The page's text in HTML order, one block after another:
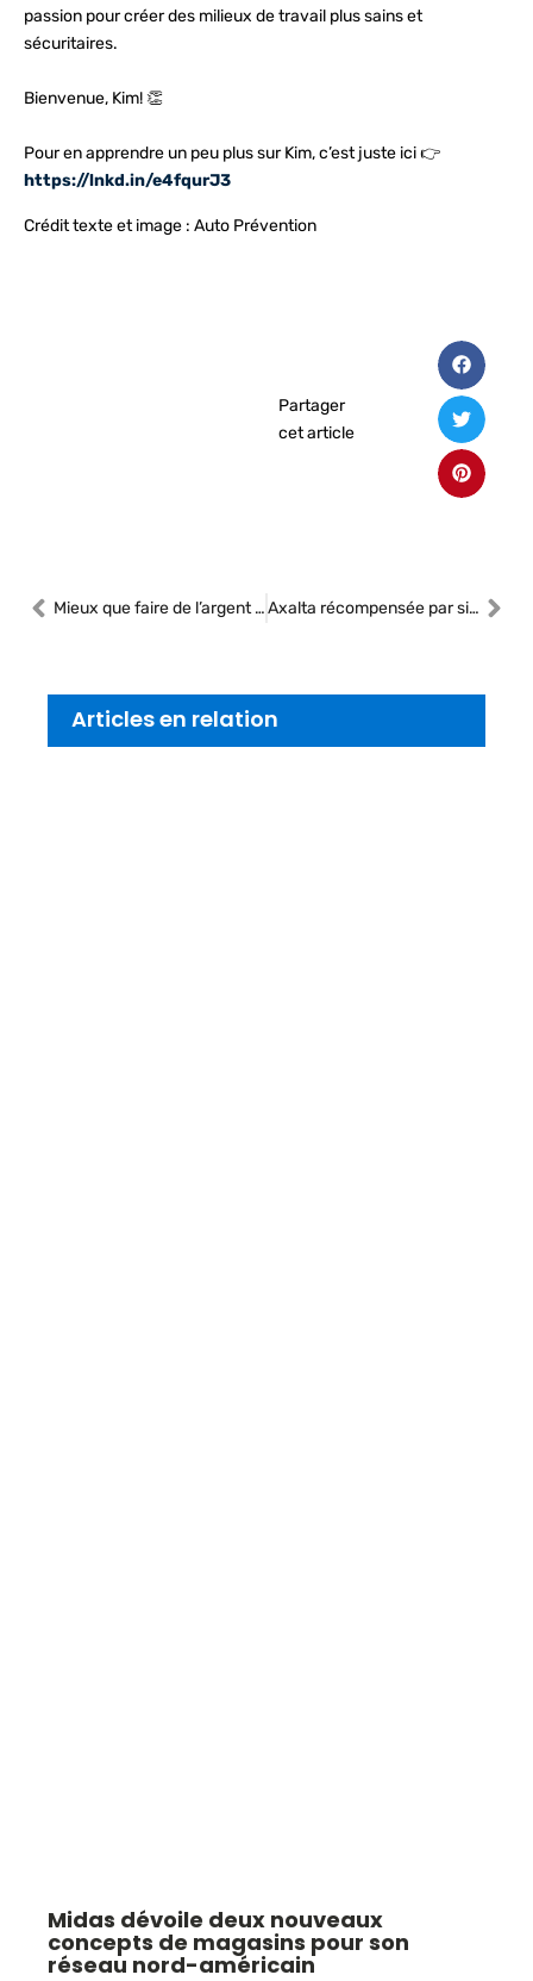
passion pour créer des milieux de travail plus sains et
sécuritaires.
Bienvenue, Kim! 👏
Pour en apprendre un peu plus sur Kim, c’est juste ici 👉
https://lnkd.in/e4fqurJ3
Crédit texte et image : Auto Prévention
Partager
cet article
Mieux que faire de l’argent : éviter d’en perdre Axalta récompensée par six BIG Innovation Awards du Business Intelligence Group
Articles en relation
Midas dévoile deux nouveaux
concepts de magasins pour son
réseau nord-américain